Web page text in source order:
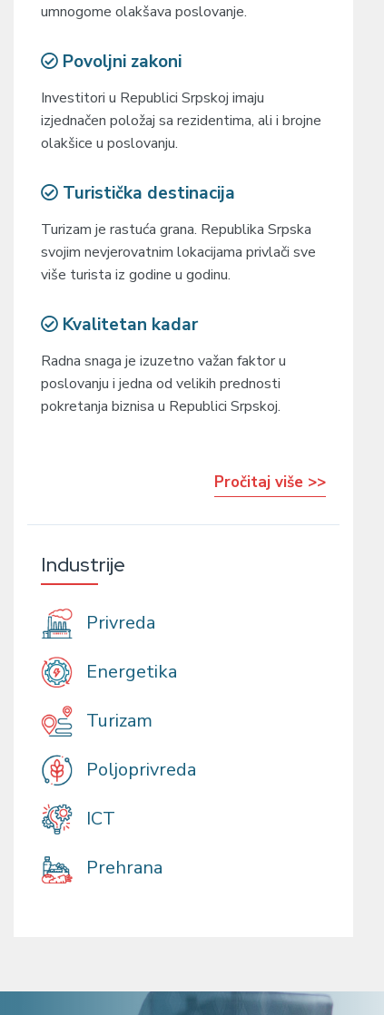
umnogome olakšava poslovanje.
Povoljni zakoni
Investitori u Republici Srpskoj imaju
izjednačen položaj sa rezidentima, ali i brojne
olakšice u poslovanju.
Turistička destinacija
Turizam je rastuća grana. Republika Srpska
svojim nevjerovatnim lokacijama privlači sve
više turista iz godine u godinu.
Kvalitetan kadar
Radna snaga je izuzetno važan faktor u
poslovanju i jedna od velikih prednosti
pokretanja biznisa u Republici Srpskoj.
Pročitaj više >>
Industrije
Privreda
Energetika
Turizam
Poljoprivreda
ICT
Prehrana